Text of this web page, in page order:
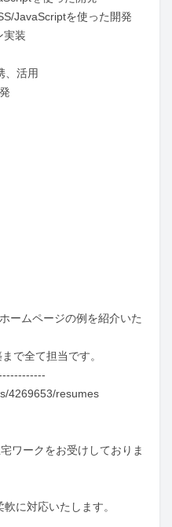
JavaScriptを使った開発
実装
、活用
ームページの例を紹介いた
で全て担当です。
4269653/resumes
ワークをお受けしておりま
に対応いたします。